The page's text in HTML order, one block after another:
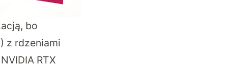
bo
z rdzeniami
RTX